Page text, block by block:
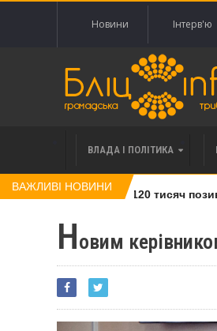
Новини Інтерв'ю
ВЛАДА І ПОЛІТИКА
ВАЖЛИВІ НОВИНИ
права вимоги за 120 тисяч
Новим